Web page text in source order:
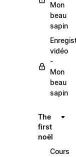
Mon
beau
sapin
vidéo
-
Mon
beau
sapin
The
first
noël
Cours